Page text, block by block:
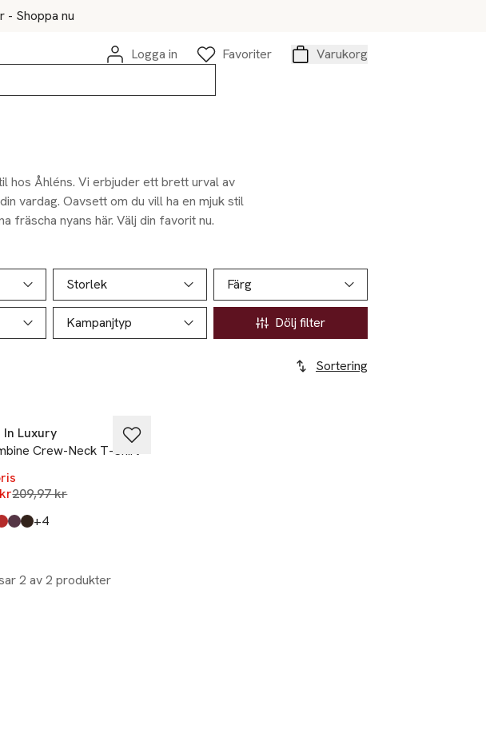
- Shoppa nu
Logga in
Favoriter
Varukorg
hos Åhléns. Vi erbjuder ett brett urval av
vardag. Oavsett om du vill ha en mjuk stil
fräscha nyans här. Välj din favorit nu.
Storlek Färg
Kampanjtyp Dölj filter
Sortering
In Luxury
Crew-Neck T-Shirt
Lägsta pris 30 dagar
209,97 kr
finns i färgerna:
,
,
, +4till
2 av 2 produkter